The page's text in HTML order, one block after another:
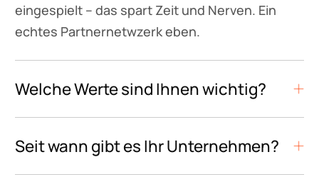
eingespielt – das spart Zeit und Nerven. Ein
echtes Partnernetwzerk eben.
Welche Werte sind Ihnen wichtig?
Seit wann gibt es Ihr Unternehmen?